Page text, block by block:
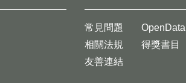
常見問題
相關法規
友善連結
OpenData
得獎書目